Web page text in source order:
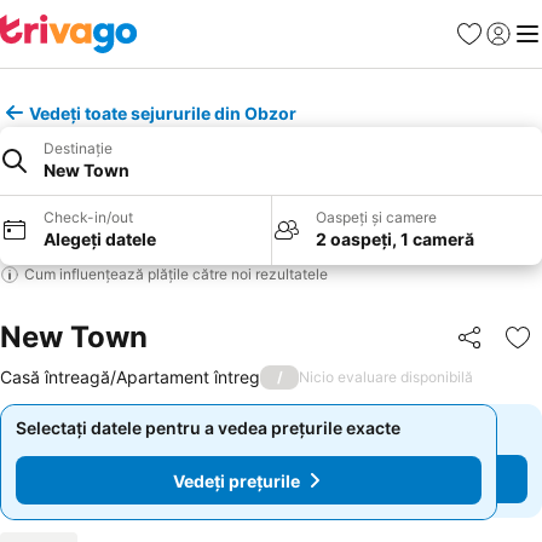
Favorite
Vedeți toate sejururile din Obzor
Destinație
New Town
Check-in/out
Alegeți datele
Oaspeți și camere
2 oaspeți, 1 cameră
Cum influențează plățile către noi rezultatele
New Town Distribuiți
Casă întreagă/Apartament întreg / Nicio evaluare disponibilă
Selectați datele pentru a vedea prețurile exacte
Vedeți prețurile
Selectați datele pentru a vedea prețurile exacte
Vedeți prețurile